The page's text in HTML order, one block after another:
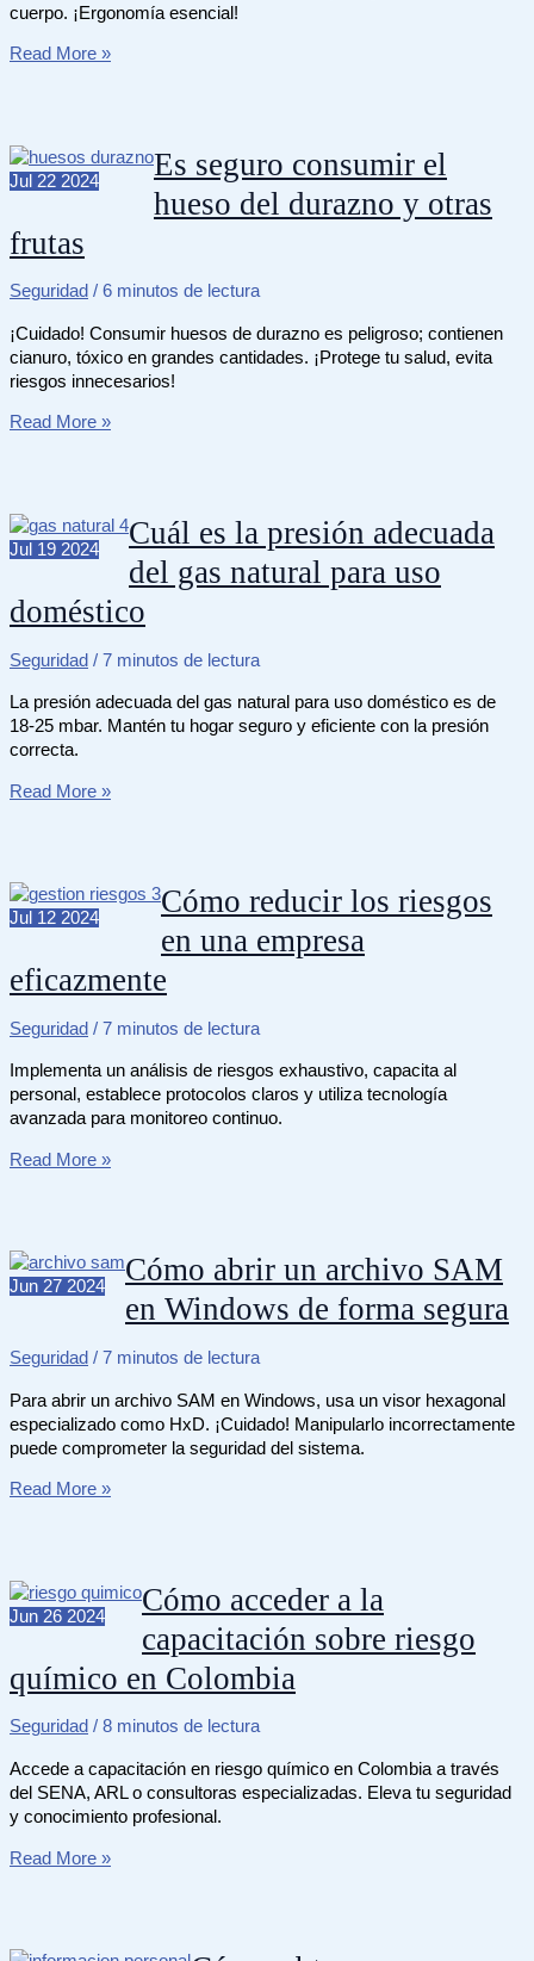
cuerpo. ¡Ergonomía esencial!
Cómo
la
carga
manual
Read More »
Jul 22 2024
Es seguro consumir el
hueso del durazno y otras
frutas
Seguridad / 6 minutos de lectura
¡Cuidado! Consumir huesos de durazno es peligroso; contienen
cianuro, tóxico en grandes cantidades. ¡Protege tu salud, evita
riesgos innecesarios!
Es
hueso
del
durazno
otras
Read More »
Jul 19 2024
Cuál es la presión adecuada
del gas natural para uso
doméstico
Seguridad / 7 minutos de lectura
La presión adecuada del gas natural para uso doméstico es de
18-25 mbar. Mantén tu hogar seguro y eficiente con la presión
correcta.
Cuál
adecuada
del
gas
para
doméstico
Read More »
Jul 12 2024
Cómo reducir los riesgos
en una empresa
eficazmente
Seguridad / 7 minutos de lectura
Implementa un análisis de riesgos exhaustivo, capacita al
personal, establece protocolos claros y utiliza tecnología
avanzada para monitoreo continuo.
Cómo
en
una
empresa
Read More »
Jun 27 2024
Cómo abrir un archivo SAM
en Windows de forma segura
Seguridad / 7 minutos de lectura
Para abrir un archivo SAM en Windows, usa un visor hexagonal
especializado como HxD. ¡Cuidado! Manipularlo incorrectamente
puede comprometer la seguridad del sistema.
Cómo
SAM
en
Windows
forma
segura
Read More »
Jun 26 2024
Cómo acceder a la
capacitación sobre riesgo
químico en Colombia
Seguridad / 8 minutos de lectura
Accede a capacitación en riesgo químico en Colombia a través
del SENA, ARL o consultoras especializadas. Eleva tu seguridad
y conocimiento profesional.
Cómo
capacitación
Read More »